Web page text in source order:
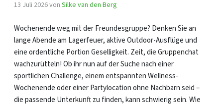
13 Juli 2026von Silke van den Berg
Wochenende weg mit der Freundesgruppe? Denken Sie an
lange Abende am Lagerfeuer, aktive Outdoor-Ausflüge und
eine ordentliche Portion Geselligkeit. Zeit, die Gruppenchat
wachzurütteln! Ob ihr nun auf der Suche nach einer
sportlichen Challenge, einem entspannten Wellness-
Wochenende oder einer Partylocation ohne Nachbarn seid –
die passende Unterkunft zu finden, kann schwierig sein. Wie